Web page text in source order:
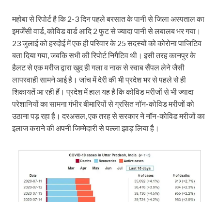
महोबा से रिपोर्ट है कि 2-3 दिन पहले बरसात के पानी से जिला अस्पताल का
इमर्जेंसी वार्ड, कोविड वार्ड आदि 2 फुट से ज्यादा पानी से लबालब भर गया।
23 जुलाई को हरदोई में एक ही परिवार के 25 सदस्यों को कोरोना पाजिटिव
बता दिया गया, जबकि सभी की रिपोर्ट निगैटिव थी। इसी तरह कानपुर के
हैलट से एक मरीज द्वारा खुद ही गला व नाक से स्वाब सैंपल लेने जैसी
लापरवाही सामने आई है। जांच में देरी की भी प्रदेश भर से पहले से ही
शिकायतें आ रही हैं। प्रदेश में हाल यह है कि कोविड मरीजों से भी ज्यादा
परेशानियों का सामना गंभीर बीमारियों से ग्रसित नॉन-कोविड मरीजों को
उठाना पड़ रहा है। दरअसल, एक तरह से सरकार ने नॉन-कोविड मरीजों का
इलाज कराने की अपनी जिम्मेदारी से पल्ला झाड़ लिया है।